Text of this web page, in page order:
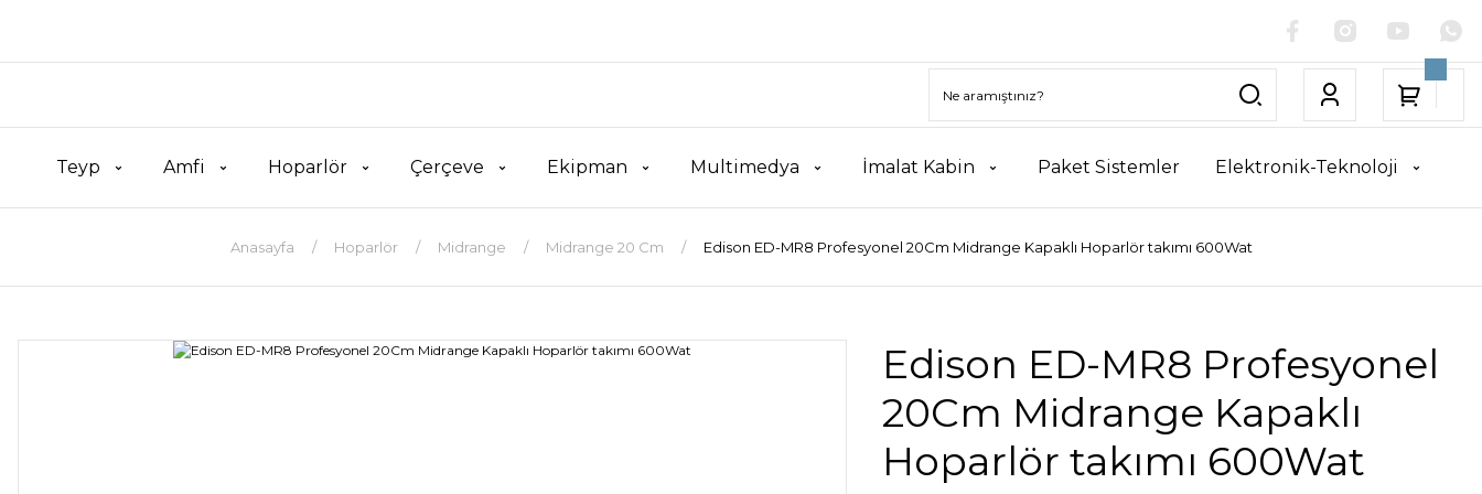
Teyp Amfi Hoparlör Çerçeve Ekipman Multimedya İmalat Kabin Paket Sistemler Elektronik-Teknoloji
Anasayfa Hoparlör Midrange Midrange 20 Cm Edison ED-MR8 Profesyonel 20Cm Midrange Kapaklı Hoparlör takımı 600Wat
Edison ED-MR8 Profesyonel
20Cm Midrange Kapaklı
Hoparlör takımı 600Wat